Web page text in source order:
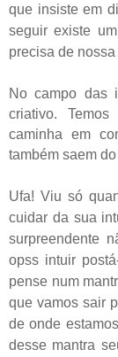
que insiste em
seguir existe
precisa de
No campo das
criativo.
caminha em
também saem
Ufa! Viu só
cuidar da sua
surpreendente
opss intuir
pense num
que vamos sair
de onde
desse mantra